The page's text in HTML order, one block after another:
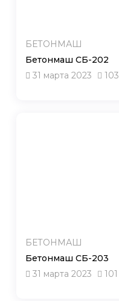
БЕТОНМАШ
Бетонмаш СБ-202
31 марта 2023
103
БЕТОНМАШ
Бетонмаш СБ-203
31 марта 2023
101